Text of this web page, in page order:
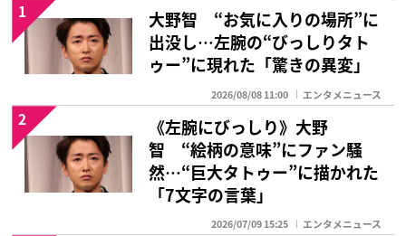
大野智 “お気に入りの場所”に
出没し…左腕の“びっしりタト
ゥー”に現れた「驚きの異変」
2026/08/08 11:00 エンタメニュース
1
《左腕にびっしり》大野
智 “絵柄の意味”にファン騒
然…“巨大タトゥー”に描かれた
「7文字の言葉」
2026/07/09 15:25 エンタメニュース
2